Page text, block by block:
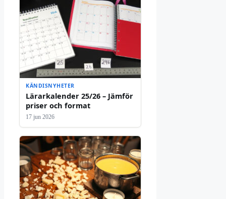
KÄNDISNYHETER
Lärarkalender 25/26 – Jämför
priser och format
17 jun 2026